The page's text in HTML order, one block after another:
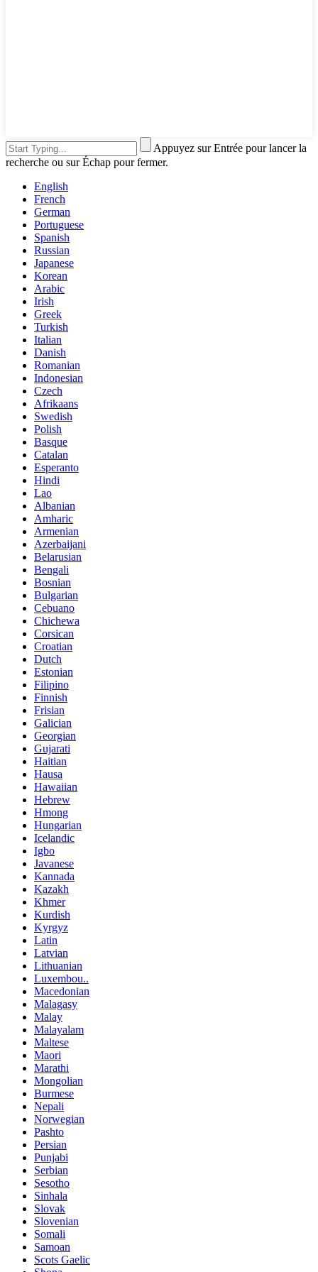
Appuyez sur Entrée pour lancer la
recherche ou sur Échap pour fermer.
English
French
German
Portuguese
Spanish
Russian
Japanese
Korean
Arabic
Irish
Greek
Turkish
Italian
Danish
Romanian
Indonesian
Czech
Afrikaans
Swedish
Polish
Basque
Catalan
Esperanto
Hindi
Lao
Albanian
Amharic
Armenian
Azerbaijani
Belarusian
Bengali
Bosnian
Bulgarian
Cebuano
Chichewa
Corsican
Croatian
Dutch
Estonian
Filipino
Finnish
Frisian
Galician
Georgian
Gujarati
Haitian
Hausa
Hawaiian
Hebrew
Hmong
Hungarian
Icelandic
Igbo
Javanese
Kannada
Kazakh
Khmer
Kurdish
Kyrgyz
Latin
Latvian
Lithuanian
Luxembou..
Macedonian
Malagasy
Malay
Malayalam
Maltese
Maori
Marathi
Mongolian
Burmese
Nepali
Norwegian
Pashto
Persian
Punjabi
Serbian
Sesotho
Sinhala
Slovak
Slovenian
Somali
Samoan
Scots Gaelic